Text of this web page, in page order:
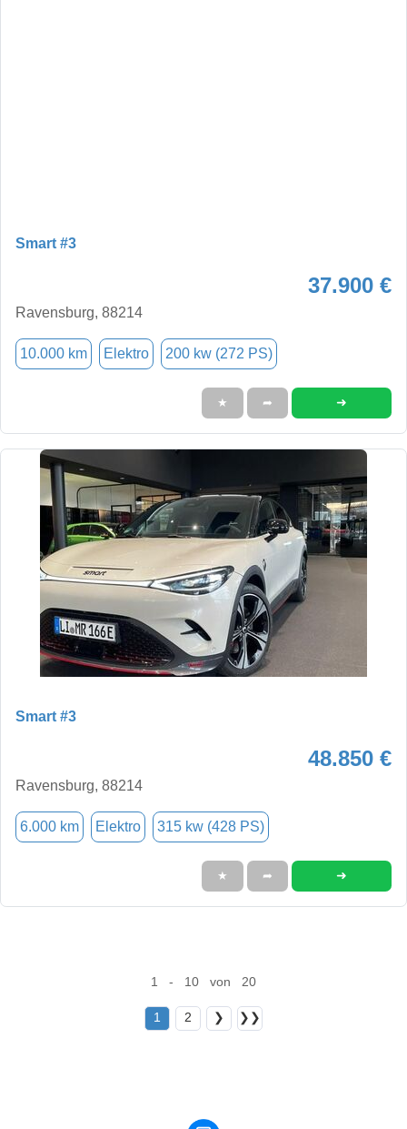
Smart #3
37.900 €
Ravensburg, 88214
10.000 km Elektro 200 kw (272 PS)
★ ➦ ➜
Smart #3
48.850 €
Ravensburg, 88214
6.000 km Elektro 315 kw (428 PS)
★ ➦ ➜
1 - 10 von 20
1 2 ❯ ❯❯